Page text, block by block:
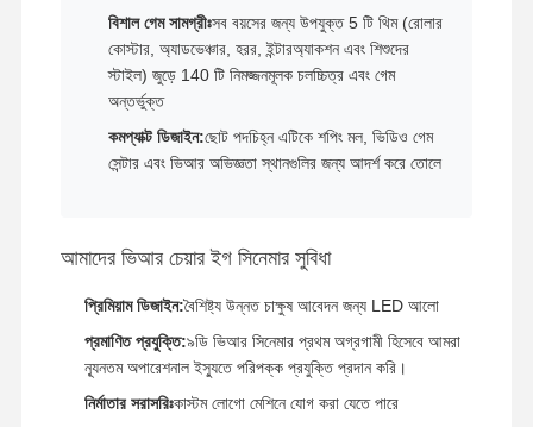
শিশুদের খেলা মেশিন
গাড়ি রেসিং গেম মেশিন
শ্যুটার আর্কেড মেশিন
টিকিট রিচার্জ গেম মেশিন
মুদ্রা চাপার গেম মেশিন
নরম খেলার মাঠের সরঞ্জাম
মোটরসাইকেল গেম সিমুলেটর
VR 360 সিমুলেটর
বিশাল গেম সামগ্রীঃসব বয়সের জন্য উপযুক্ত 5 টি থিম (রোলার
কোস্টার, অ্যাডভেঞ্চার, হরর, ইন্টারঅ্যাকশন এবং শিশুদের
স্টাইল) জুড়ে 140 টি নিমজ্জনমূলক চলচ্চিত্র এবং গেম
অন্তর্ভুক্ত
কমপ্যাক্ট ডিজাইন:ছোট পদচিহ্ন এটিকে শপিং মল, ভিডিও গেম
সেন্টার এবং ভিআর অভিজ্ঞতা স্থানগুলির জন্য আদর্শ করে তোলে
আমাদের ভিআর চেয়ার ইগ সিনেমার সুবিধা
প্রিমিয়াম ডিজাইন:বৈশিষ্ট্য উন্নত চাক্ষুষ আবেদন জন্য LED আলো
প্রমাণিত প্রযুক্তি:৯ডি ভিআর সিনেমার প্রথম অগ্রগামী হিসেবে আমরা
ন্যূনতম অপারেশনাল ইস্যুতে পরিপক্ক প্রযুক্তি প্রদান করি।
নির্মাতার সরাসরিঃকাস্টম লোগো মেশিনে যোগ করা যেতে পারে